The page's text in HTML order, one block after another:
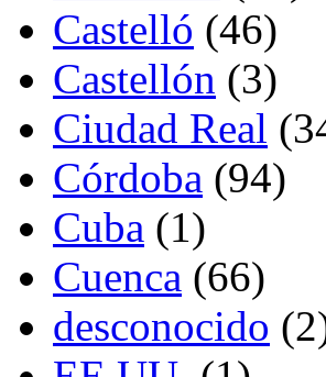
Castelló (46)
Castellón (3)
Ciudad Real
Córdoba (94)
Cuba (1)
Cuenca (66)
desconocido